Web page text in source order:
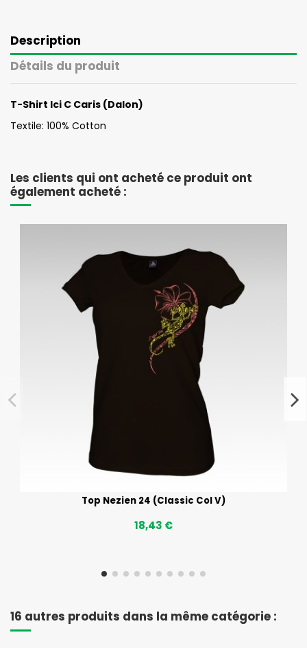
Description
Détails du produit
T-Shirt Ici C Caris (Dalon)
Textile: 100% Cotton
Les clients qui ont acheté ce produit ont
également acheté :
Top Nezien 24 (Classic Col V)
18,43 €
16 autres produits dans la même catégorie :